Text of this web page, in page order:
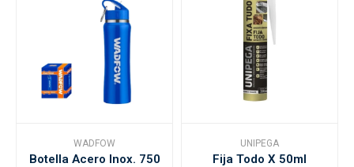
WADFOW
Botella Acero Inox. 750
UNIPEGA
Fija Todo X 50ml